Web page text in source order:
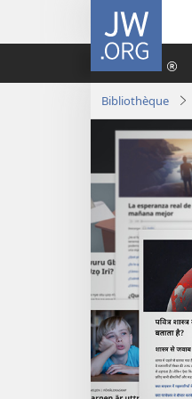
JW.ORG
Bibliothèque